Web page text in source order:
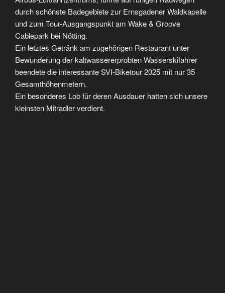
durch schönste Badegebiete zur Ernsgadener Waldkapelle
und zum Tour-Ausgangspunkt am Wake & Groove
Cablepark bei Nötting.
Ein letztes Getränk am zugehörigen Restaurant unter
Bewunderung der kaltwassererprobten Wasserskifahrer
beendete die interessante SVI-Biketour 2025 mit nur 35
Gesamthöhenmetern.
Ein besonderes Lob für deren Ausdauer hatten sich unsere
kleinsten Mitradler verdient.